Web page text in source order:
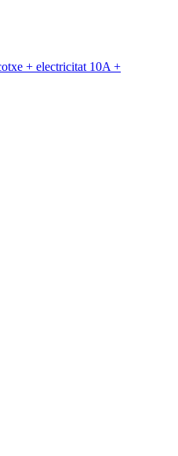
+ electricitat 10A +